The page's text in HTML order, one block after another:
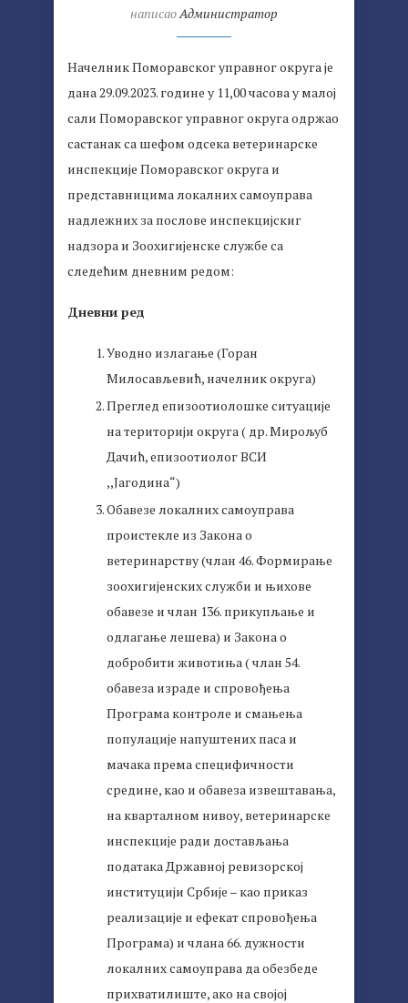
написао Администратор
Начелник Поморавског управног округа је
дана 29.09.2023. године у 11,00 часова у малој
сали Поморавског управног округа одржао
састанак са шефом одсека ветеринарске
инспекције Поморавског округа и
представницима локалних самоуправа
надлежних за послове инспекцијскиг
надзора и Зоохигијенске службе са
следећим дневним редом:
Дневни ред
Уводно излагање (Горан
Милосављевић, начелник округа)
Преглед епизоотиолошке ситуације
на територији округа ( др. Мирољуб
Дачић, епизоотиолог ВСИ
,,Јагодина“)
Обавезе локалних самоуправа
проистекле из Закона о
ветеринарству (члан 46. Формирање
зоохигијенских служби и њихове
обавезе и члан 136. прикупљање и
одлагање лешева) и Закона о
добробити животиња ( члан 54.
обавеза израде и спровођења
Програма контроле и смањења
популације напуштених паса и
мачака према специфичности
средине, као и обавеза извештавања,
на кварталном нивоу, ветеринарске
инспекције ради достављања
података Државној ревизорској
институцији Србије – као приказ
реализације и ефекат спровођења
Програма) и члана 66. дужности
локалних самоуправа да обезбеде
прихватилиште, ако на својој